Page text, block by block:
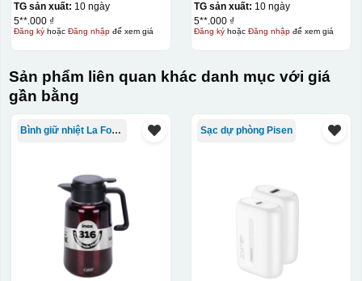
Hộp xi ly sứ
TG sản xuất: 10 ngày
5**.000 ₫
Đăng kýhoặc Đăng nhậpđể xem giá
TG sản xuất: 10 ngày
5**.000 ₫
Đăng kýhoặc Đăng nhậpđể xem giá
Sản phẩm liên quan khác danh mục với giá
gần bằng
Bình giữ nhiệt La Fonte Sạc dự phòng Pisen